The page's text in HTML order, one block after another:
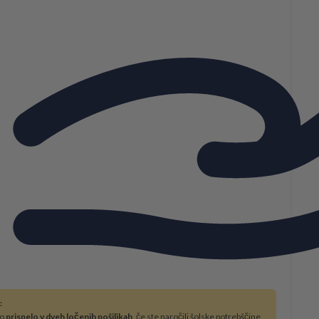
prispelo v dveh ločenih pošiljkah, če ste naročili šolske potrebščine